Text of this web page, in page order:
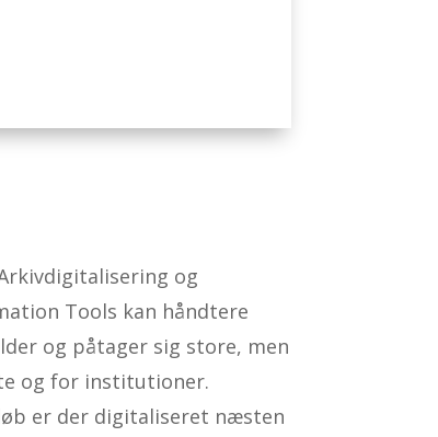
og
Tools kan håndtere
og påtager sig store, men
og for institutioner.
er der digitaliseret næsten